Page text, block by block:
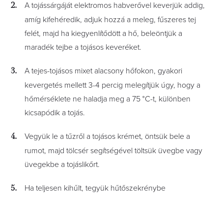
A tojássárgáját elektromos habverővel keverjük addig,
amíg kifehéredik, adjuk hozzá a meleg, fűszeres tej
felét, majd ha kiegyenlítődött a hő, beleöntjük a
maradék tejbe a tojásos keveréket.
A tejes-tojásos mixet alacsony hőfokon, gyakori
kevergetés mellett 3-4 percig melegítjük úgy, hogy a
hőmérséklete ne haladja meg a 75 °C-t, különben
kicsapódik a tojás.
Vegyük le a tűzről a tojásos krémet, öntsük bele a
rumot, majd tölcsér segítségével töltsük üvegbe vagy
üvegekbe a tojáslikőrt.
Ha teljesen kihűlt, tegyük hűtőszekrénybe